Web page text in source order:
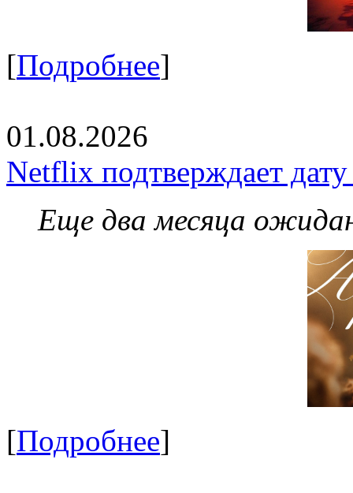
[Подробнее]
01.08.2026
Netflix подтверждает
Еще два месяца
[Подробнее]